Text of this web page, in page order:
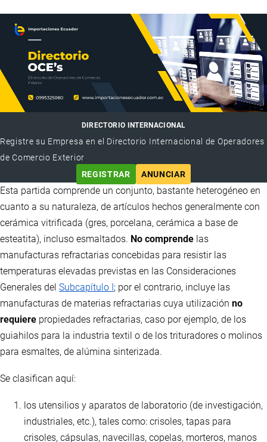
DIRECTORIO INTERNACIONAL
Registre su Empresa en el Directorio Internacional de Operadores
de Comercio Exterior
REGISTRAR
ANUNCIAR
Esta partida comprende un conjunto, bastante heterogéneo en
cuanto a su naturaleza, de artículos hechos generalmente con
cerámica vitrificada (gres, porcelana, cerámica a base de
esteatita), incluso esmaltados. No comprende las
manufacturas refractarias concebidas para resistir las
temperaturas elevadas previstas en las Consideraciones
Generales del Subcapítulo I ; por el contrario, incluye las
manufacturas de materias refractarias cuya utilización no
requiere propiedades refractarias, caso por ejemplo, de los
guiahilos para la industria textil o de los trituradores o molinos
para esmaltes, de alúmina sinterizada.
Se clasifican aquí:
los utensilios y aparatos de laboratorio (de investigación,
industriales, etc.), tales como: crisoles, tapas para
crisoles, cápsulas, navecillas, copelas, morteros, manos